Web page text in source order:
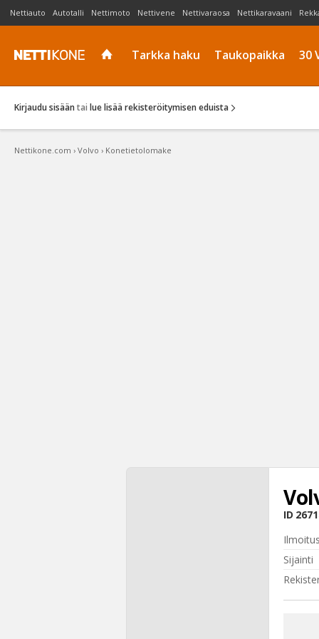
Nettiauto Autotalli Nettimoto Nettivene Nettivaraosa Nettikaravaani
Tarkka haku Taukopaikka 30
Kirjaudu sisään tai lue lisää rekisteröitymisen eduista
Nettikone.com › Volvo › Konetietolomake
ID
Sijainti